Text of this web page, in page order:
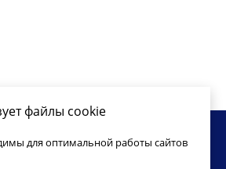
файлы cookie
для оптимальной работы сайтов